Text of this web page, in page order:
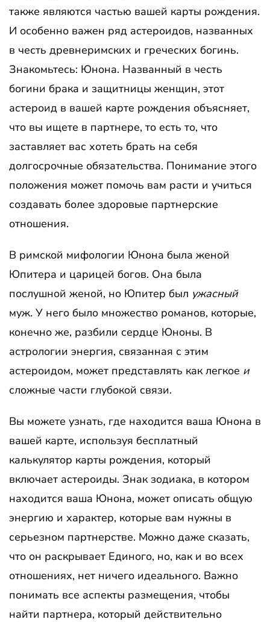
также являются частью вашей карты рождения.
И особенно важен ряд астероидов, названных
в честь древнеримских и греческих богинь.
Знакомьтесь: Юнона. Названный в честь
богини брака и защитницы женщин, этот
астероид в вашей карте рождения объясняет,
что вы ищете в партнере, то есть то, что
заставляет вас хотеть брать на себя
долгосрочные обязательства. Понимание этого
положения может помочь вам расти и учиться
создавать более здоровые партнерские
отношения.
В римской мифологии Юнона была женой
Юпитера и царицей богов. Она была
послушной женой, но Юпитер был ужасный
муж. У него было множество романов, которые,
конечно же, разбили сердце Юноны. В
астрологии энергия, связанная с этим
астероидом, может представлять как легкое и
сложные части глубокой связи.
Вы можете узнать, где находится ваша Юнона в
вашей карте, используя бесплатный
калькулятор карты рождения, который
включает астероиды. Знак зодиака, в котором
находится ваша Юнона, может описать общую
энергию и характер, которые вам нужны в
серьезном партнерстве. Можно даже сказать,
что он раскрывает Единого, но, как и во всех
отношениях, нет ничего идеального. Важно
понимать все аспекты размещения, чтобы
найти партнера, который действительно